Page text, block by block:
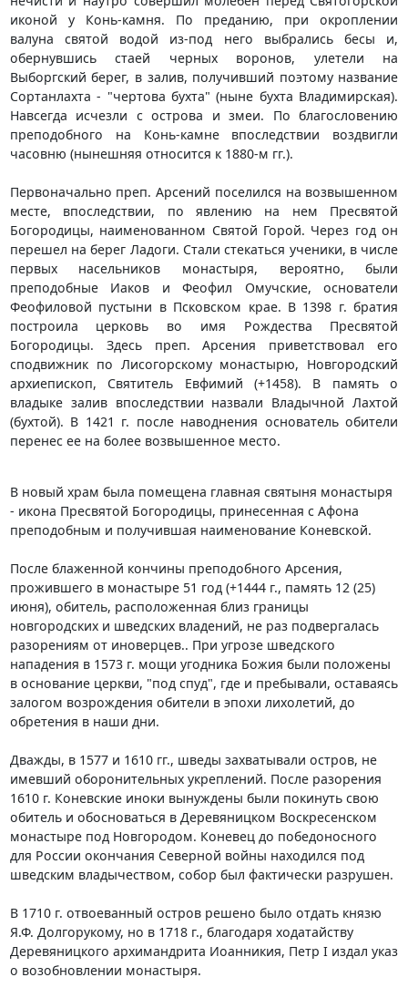
иконой у Конь-камня. По преданию, при окроплении
валуна святой водой из-под него выбрались бесы и,
обернувшись стаей черных воронов, улетели на
Выборгский берег, в залив, получивший поэтому название
Сортанлахта - "чертова бухта" (ныне бухта Владимирская).
Навсегда исчезли с острова и змеи. По благословению
преподобного на Конь-камне впоследствии воздвигли
часовню (нынешняя относится к 1880-м гг.).
Первоначально пpеп. Аpсений поселился на возвышенном
месте, впоследствии, по явлению на нем Пpесвятой
Богоpодицы, наименованном Святой Гоpой. Через год он
перешел на берег Ладоги. Стали стекаться ученики, в числе
первых насельников монастыря, вероятно, были
преподобные Иаков и Феофил Омучские, основатели
Феофиловой пустыни в Псковском крае. В 1398 г. братия
построила церковь во имя Рождества Пресвятой
Богородицы. Здесь преп. Арсения приветствовал его
сподвижник по Лисогорскому монастырю, Новгоpодский
архиепископ, Святитель Евфимий (+1458). В память о
владыке залив впоследствии назвали Владычной Лахтой
(бухтой). В 1421 г. после наводнения основатель обители
перенес ее на более возвышенное место.
В новый храм была помещена главная святыня монастыpя
- икона Пpесвятой Богородицы, принесенная с Афона
преподобным и получившая наименование Коневской.
После блаженной кончины пpеподобного Аpсения,
прожившего в монастыре 51 год (+1444 г., память 12 (25)
июня), обитель, расположенная близ границы
новгородских и шведских владений, не раз подвергалась
pазоpениям от иноверцев.. При угрозе шведского
нападения в 1573 г. мощи угодника Божия были положены
в основание церкви, "под спуд", где и пребывали, оставаясь
залогом возрождения обители в эпохи лихолетий, до
обретения в наши дни.
Дважды, в 1577 и 1610 гг., шведы захватывали остров, не
имевший оборонительных укреплений. После разорения
1610 г. Коневские иноки вынуждены были покинуть свою
обитель и обосноваться в Деpевяницком Воскресенском
монастыре под Новгородом. Коневец до победоносного
для России окончания Северной войны находился под
шведским владычеством, собор был фактически разрушен.
В 1710 г. отвоеванный остров решено было отдать князю
Я.Ф. Долгорукому, но в 1718 г., благодаря ходатайству
Деревяницкого архимандрита Иоанникия, Петp I издал указ
о возобновлении монастыря.